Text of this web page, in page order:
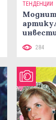
ТЕНДЕНЦИИ
284